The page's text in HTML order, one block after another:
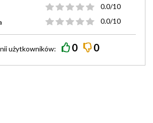
0.0/10
0.0/10
użytkowników: 0 0